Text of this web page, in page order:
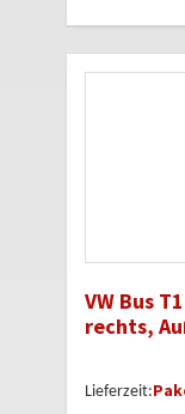
VW Bus
rechts,
Lieferzeit: